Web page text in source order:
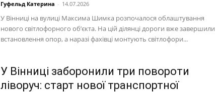
Гуфельд Катерина - 14.07.2026
У Вінниці на вулиці Максима Шимка розпочалося облаштування
нового світлофорного об’єкта. На цій ділянці дороги вже завершили
встановлення опор, а наразі фахівці монтують світлофори...
У Вінниці заборонили три повороти
ліворуч: старт нової транспортної